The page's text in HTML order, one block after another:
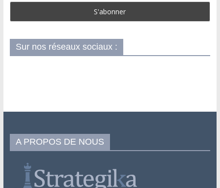
Sur nos réseaux sociaux :
A PROPOS DE NOUS